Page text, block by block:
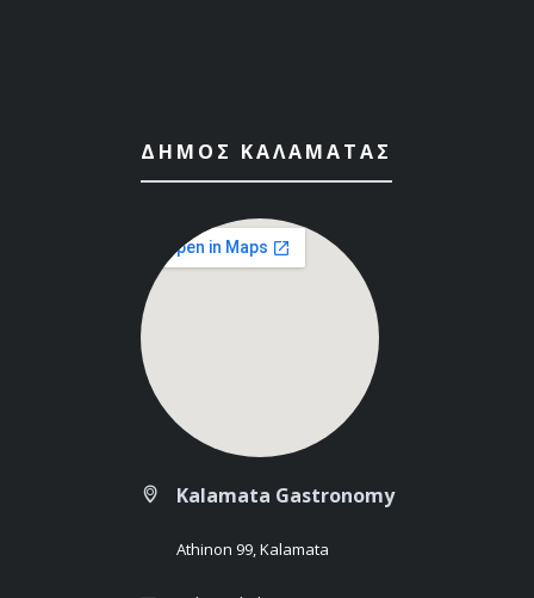
ΔΉΜΟΣ ΚΑΛΑΜΆΤΑΣ
Kalamata Gastronomy
Athinon 99, Kalamata